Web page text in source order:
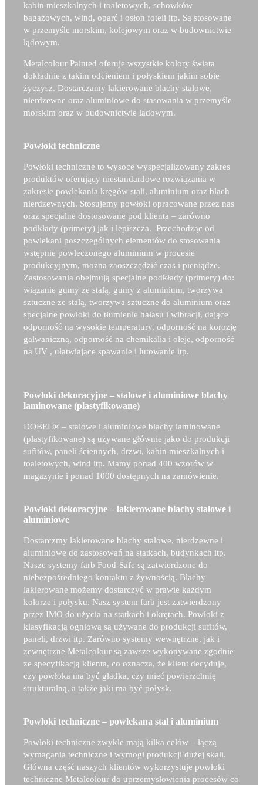
kabin mieszkalnych i toaletowych, schowków
bagażowych, wind, oparć i osłon foteli itp. Są stosowane
w przemyśle morskim, kolejowym oraz w budownictwie
lądowym.
Metalcolour Painted oferuje wszystkie kolory świata
dokładnie z takim odcieniem i połyskiem jakim sobie
życzysz. Dostarczamy lakierowane blachy stalowe,
nierdzewne oraz aluminiowe do stasowania w przemyśle
morskim oraz w budownictwie lądowym.
Powłoki techniczne
Powłoki techniczne to wysoce wyspecjalizowany zakres
produktów oferujący niestandardowe rozwiązania w
zakresie powlekania kręgów stali, aluminium oraz blach
nierdzewnych. Stosujemy powłoki opracowane przez nas
oraz specjalne dostosowane pod klienta – zarówno
podkłady (primery) jak i lepiszcza. Przechodząc od
powlekani poszczególnych elementów do stosowania
wstępnie powleczonego aluminium w procesie
produkcyjnym, można zaoszczędzić czas i pieniądze.
Zastosowania obejmują specjalne podkłady (primery) do:
wiązanie gumy ze stalą, gumy z aluminium, tworzywa
sztuczne ze stalą, tworzywa sztuczne do aluminium oraz
specjalne powłoki do tłumienie hałasu i wibracji, dające
odporność na wysokie temperatury, odporność na korozję
galwaniczną, odporność na chemikalia i oleje, odporność
na UV , ułatwiające spawanie i lutowanie itp.
Powłoki dekoracyjne – stalowe i aluminiowe blachy
laminowane (plastyfikowane)
DOBEL® –stalowe i aluminiowe blachy laminowane
(plastyfikowane) są używane głównie jako do produkcji
sufitów, paneli ściennych, drzwi, kabin mieszkalnych i
toaletowych, wind itp. Mamy ponad 400 wzorów w
magazynie i ponad 1000 dostępnych na zamówienie.
Powłoki dekoracyjne – lakierowane blachy stalowe i
aluminiowe
Dostarczmy lakierowane blachy stalowe, nierdzewne i
aluminiowe do zastosowań na statkach, budynkach itp.
Nasze systemy farb Food-Safe są zatwierdzone do
niebezpośredniego kontaktu z żywnością. Blachy
lakierowane możemy dostarczyć w prawie każdym
kolorze i połysku. Nasz system farb jest zatwierdzony
przez IMO do użycia na statkach i okrętach. Powłoki z
klasyfikacją ogniową są używane do produkcji sufitów,
paneli, drzwi itp. Zarówno systemy wewnętrzne, jak i
zewnętrzne Metalcolour są zawsze wykonywane zgodnie
ze specyfikacją klienta, co oznacza, że klient decyduje,
czy powłoka ma być gładka, czy mieć powierzchnię
strukturalną, a także jaki ma być połysk.
Powłoki techniczne – powlekana stal i aluminium
Powłoki techniczne zwykle mają kilka celów – łączą
wymagania techniczne i wymogi produkcji dużej skali.
Główna część naszych klientów wykorzystuje powłoki
techniczne Metalcolour do uprzemysłowienia procesów co